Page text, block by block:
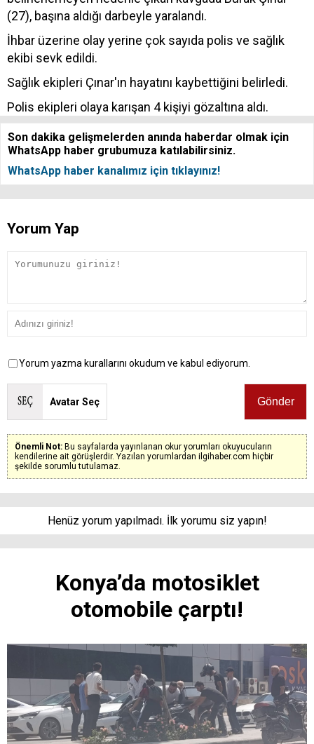
(27), başına aldığı darbeyle yaralandı.
İhbar üzerine olay yerine çok sayıda polis ve sağlık
ekibi sevk edildi.
Sağlık ekipleri Çınar'ın hayatını kaybettiğini belirledi.
Polis ekipleri olaya karışan 4 kişiyi gözaltına aldı.
Son dakika gelişmelerden anında haberdar olmak için
WhatsApp haber grubumuza katılabilirsiniz.
WhatsApp haber kanalımız için tıklayınız!
Yorum Yap
Yorum yazma kurallarını okudum ve kabul ediyorum.
Avatar Seç
Önemli Not: Bu sayfalarda yayınlanan okur yorumları okuyucuların
kendilerine ait görüşlerdir. Yazılan yorumlardan ilgihaber.com hiçbir
şekilde sorumlu tutulamaz.
Henüz yorum yapılmadı. İlk yorumu siz yapın!
Konya’da motosiklet
otomobile çarptı!